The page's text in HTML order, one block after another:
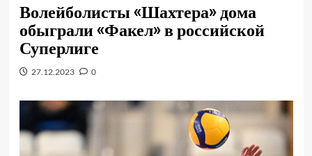
Волейболисты «Шахтера» дома
обыграли «Факел» в российской
Суперлиге
27.12.2023 0